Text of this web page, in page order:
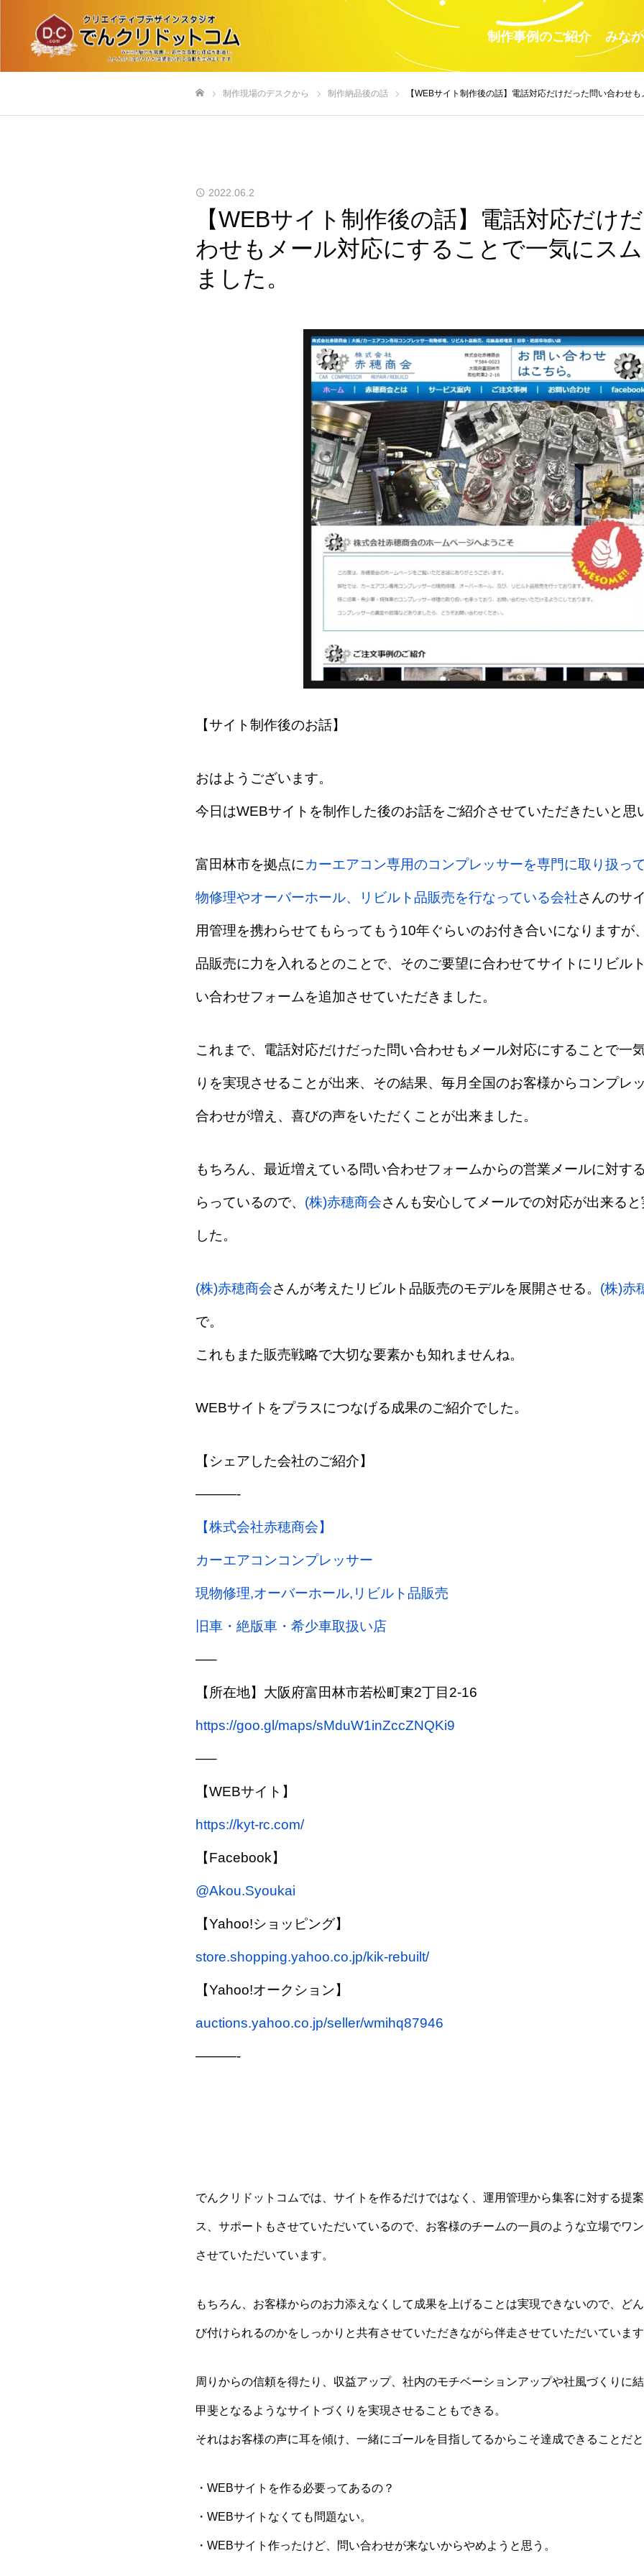
制作事例のご紹介 みな
制作現場のデスクから 制作納品後の話 【WEBサイト制作後の話】電話対応だけだった問い合わせもメール対応にす
2022.06.2
【WEBサイト制作後の話】電話対応だけ
わせもメール対応にすることで一気にス
ました。
【サイト制作後のお話】
おはようございます。
今日はWEBサイトを制作した後のお話をご紹介させていただきたいと思
富田林市を拠点にカーエアコン専用のコンプレッサーを専門に取り扱っ
物修理やオーバーホール、リビルト品販売を行なっている会社さんのサ
用管理を携わらせてもらってもう10年ぐらいのお付き合いになりますが
品販売に力を入れるとのことで、そのご要望に合わせてサイトにリビル
い合わせフォームを追加させていただきました。
これまで、電話対応だけだった問い合わせもメール対応にすることで一
りを実現させることが出来、その結果、毎月全国のお客様からコンプレ
合わせが増え、喜びの声をいただくことが出来ました。
もちろん、最近増えている問い合わせフォームからの営業メールに対す
らっているので、 (株)赤穂商会さんも安心してメールでの対応が出来る
した。
(株)赤穂商会さんが考えたリビルト品販売のモデルを展開させる。 (株)赤
で。
これもまた販売戦略で大切な要素かも知れませんね。
WEBサイトをプラスにつなげる成果のご紹介でした。
【シェアした会社のご紹介】
———-
【株式会社赤穂商会】
カーエアコンコンプレッサー
現物修理,オーバーホール,リビルト品販売
旧車・絶版車・希少車取扱い店
—–
【所在地】大阪府富田林市若松町東2丁目2-16
https://goo.gl/maps/sMduW1inZccZNQKi9
—–
【WEBサイト】
https://kyt-rc.com/
【Facebook】
@Akou.Syoukai
【Yahoo!ショッピング】
store.shopping.yahoo.co.jp/kik-rebuilt/
【Yahoo!オークション】
auctions.yahoo.co.jp/seller/wmihq87946
———-
でんクリドットコムでは、サイトを作るだけではなく、運用管理から集客に対する提
ス、サポートもさせていただいているので、お客様のチームの一員のような立場でワ
させていただいています。
もちろん、お客様からのお力添えなくして成果を上げることは実現できないので、ど
び付けられるのかをしっかりと共有させていただきながら伴走させていただいています
周りからの信頼を得たり、収益アップ、社内のモチベーションアップや社風づくりに
甲斐となるようなサイトづくりを実現させることもできる。
それはお客様の声に耳を傾け、一緒にゴールを目指してるからこそ達成できることだと
・WEBサイトを作る必要ってあるの？
・WEBサイトなくても問題ない。
・WEBサイト作ったけど、問い合わせが来ないからやめようと思う。